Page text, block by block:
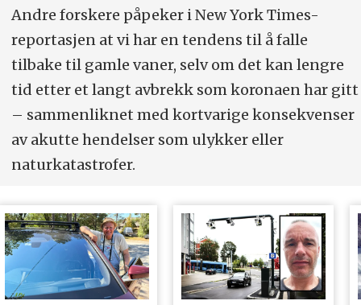
Andre forskere påpeker i New York Times-
reportasjen at vi har en tendens til å falle
tilbake til gamle vaner, selv om det kan lengre
tid etter et langt avbrekk som koronaen har gitt
– sammenliknet med kortvarige konsekvenser
av akutte hendelser som ulykker eller
naturkatastrofer.